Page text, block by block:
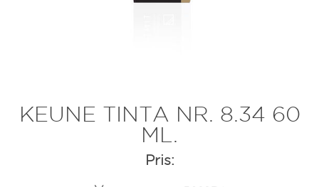
KEUNE TINTA NR. 8.34 60
ML.
Pris: